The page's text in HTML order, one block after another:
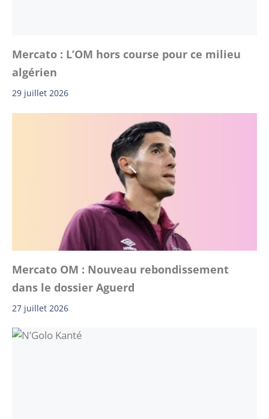
Mercato : L’OM hors course pour ce milieu
algérien
29 juillet 2026
Mercato OM : Nouveau rebondissement
dans le dossier Aguerd
27 juillet 2026